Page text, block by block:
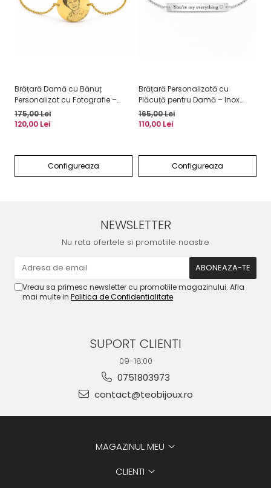
Brățară Damă cu Bănuț
Personalizat cu Fotografie –
Inox Auriu, Gravură Laser
175,00 Lei
120,00 Lei
Configureaza
Brățară Personalizată cu
Plăcuță pentru Damă – Inox
Argintiu, Gravură Laser Față-
Verso
165,00 Lei
110,00 Lei
Configureaza
NEWSLETTER
Nu rata ofertele si promotiile noastre
Vreau sa primesc newsletter cu promotiile magazinului. Afla
mai multe in Politica de Confidentialitate
SUPORT CLIENTI
09-18:00
0751803973
contact@teobijoux.ro
MAGAZINUL MEU
CLIENTI